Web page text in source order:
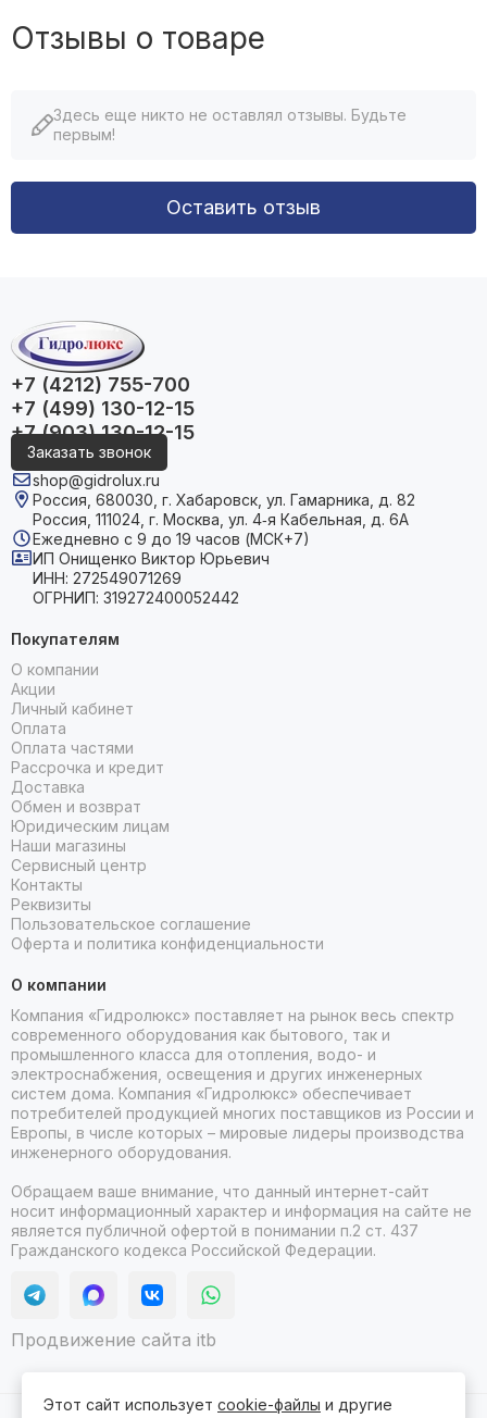
Отзывы о товаре
Здесь еще никто не оставлял отзывы. Будьте
первым!
Оставить отзыв
+7 (4212) 755-700
+7 (499) 130-12-15
+7 (903) 130-12-15
Заказать звонок
shop@gidrolux.ru
Россия, 680030, г. Хабаровск, ул. Гамарника, д. 82
Россия, 111024, г. Москва, ул. 4‑я Кабельная, д. 6А
Ежедневно с 9 до 19 часов (МСК+7)
ИП Онищенко Виктор Юрьевич
ИНН: 272549071269
ОГРНИП: 319272400052442
Покупателям
О компании
Акции
Личный кабинет
Оплата
Оплата частями
Рассрочка и кредит
Доставка
Обмен и возврат
Юридическим лицам
Наши магазины
Сервисный центр
Контакты
Реквизиты
Пользовательское соглашение
Оферта и политика конфиденциальности
О компании
Компания «Гидролюкс» поставляет на рынок весь спектр
современного оборудования как бытового, так и
промышленного класса для отопления, водо- и
электроснабжения, освещения и других инженерных
систем дома. Компания «Гидролюкс» обеспечивает
потребителей продукцией многих поставщиков из России и
Европы, в числе которых – мировые лидеры производства
инженерного оборудования.
Обращаем ваше внимание, что данный интернет-сайт
носит информационный характер и информация на сайте не
является публичной офертой в понимании п.2 ст. 437
Гражданского кодекса Российской Федерации.
Продвижение сайта itb
Этот сайт использует cookie-файлы и другие